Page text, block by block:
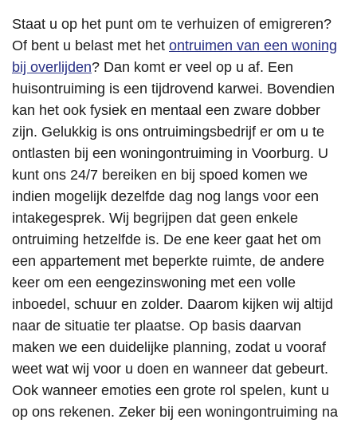
Staat u op het punt om te verhuizen of emigreren?
Of bent u belast met het ontruimen van een woning
bij overlijden? Dan komt er veel op u af. Een
huisontruiming is een tijdrovend karwei. Bovendien
kan het ook fysiek en mentaal een zware dobber
zijn. Gelukkig is ons ontruimingsbedrijf er om u te
ontlasten bij een woningontruiming in Voorburg. U
kunt ons 24/7 bereiken en bij spoed komen we
indien mogelijk dezelfde dag nog langs voor een
intakegesprek. Wij begrijpen dat geen enkele
ontruiming hetzelfde is. De ene keer gaat het om
een appartement met beperkte ruimte, de andere
keer om een eengezinswoning met een volle
inboedel, schuur en zolder. Daarom kijken wij altijd
naar de situatie ter plaatse. Op basis daarvan
maken we een duidelijke planning, zodat u vooraf
weet wat wij voor u doen en wanneer dat gebeurt.
Ook wanneer emoties een grote rol spelen, kunt u
op ons rekenen. Zeker bij een woningontruiming na